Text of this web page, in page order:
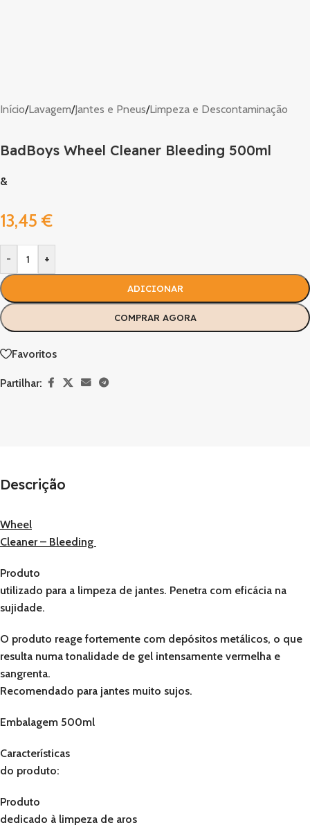
Início/Lavagem/Jantes e Pneus/Limpeza e Descontaminação
BadBoys Wheel Cleaner Bleeding 500ml
&
13,45 €
- +
ADICIONAR
COMPRAR AGORA
Favoritos
Partilhar:
Descrição
Wheel
Cleaner – Bleeding
Produto
utilizado para a limpeza de jantes. Penetra com eficácia na
sujidade.
O produto reage fortemente com depósitos metálicos, o que
resulta numa tonalidade de gel intensamente vermelha e
sangrenta.
Recomendado para jantes muito sujos.
Embalagem 500ml
Características
do produto:
Produto
dedicado à limpeza de aros